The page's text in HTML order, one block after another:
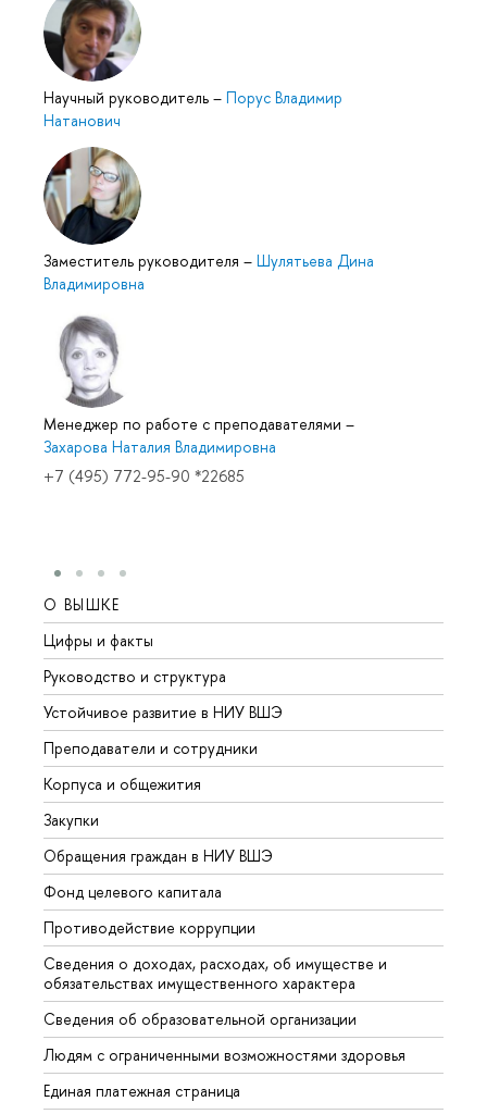
Научный руководитель – Порус Владимир
Натанович
Заместитель руководителя – Шулятьева Дина
Владимировна
Менеджер по работе с преподавателями –
Захарова Наталия Владимировна
+7 (495) 772-95-90 *22685
О ВЫШКЕ
Цифры и факты
Руководство и структура
Устойчивое развитие в НИУ ВШЭ
Преподаватели и сотрудники
Корпуса и общежития
Закупки
Обращения граждан в НИУ ВШЭ
Фонд целевого капитала
Противодействие коррупции
Сведения о доходах, расходах, об имуществе и
обязательствах имущественного характера
Сведения об образовательной организации
Людям с ограниченными возможностями здоровья
Единая платежная страница